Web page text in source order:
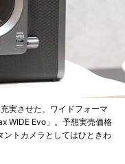
実させた、ワイドフォーマ
WIDE Evo」。予想実売価格
トカメラとしてはひときわ